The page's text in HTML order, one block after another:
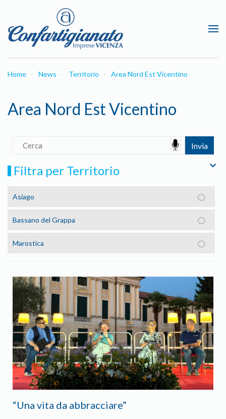
Passa al contenuto principale
Home News Territorio Area Nord Est Vicentino
Area Nord Est Vicentino
Filtra per Territorio
Asiago
Bassano del Grappa
Marostica
“Una vita da abbracciare”